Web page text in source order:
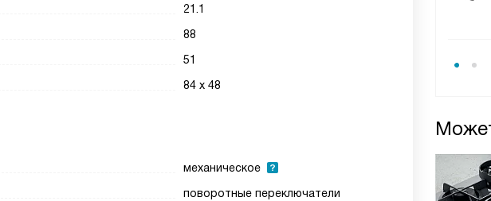
21.1
88
51
84 х 48
механическое
поворотные переключатели